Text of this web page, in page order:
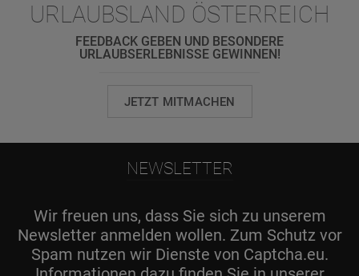
URLAUBSLAND ÖSTERREICH
FEEDBACK GEBEN UND BESONDERE
URLAUBSERLEBNISSE GEWINNEN!
JETZT MITMACHEN
NEWSLETTER
Wir freuen uns, dass Sie sich zu unserem
Newsletter anmelden wollen. Zum Schutz vor
Spam nutzen wir Dienste von Captcha.eu.